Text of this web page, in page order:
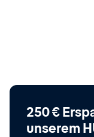
250 €
unserem